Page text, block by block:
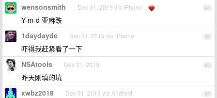
44
wensonsmith Dec 31, 2019 via iPhone 1
Y-m-d 亚麻跌
45
1daydayde Dec 31, 2019 via iPhone
吓得我赶紧看了一下
46
NSAtools Dec 31, 2019
昨天刚填的坑
47
xwbz2018 Dec 31, 2019 via Android